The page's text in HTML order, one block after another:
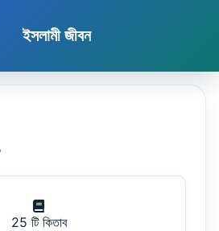
ইসলামী জীবন
25 টি কিতাব